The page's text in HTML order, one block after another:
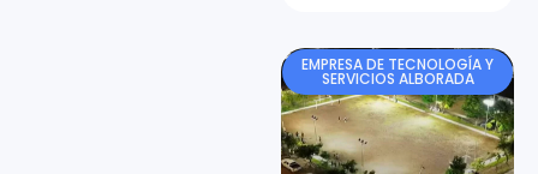
EMPRESA DE TECNOLOGÍA Y
SERVICIOS ALBORADA